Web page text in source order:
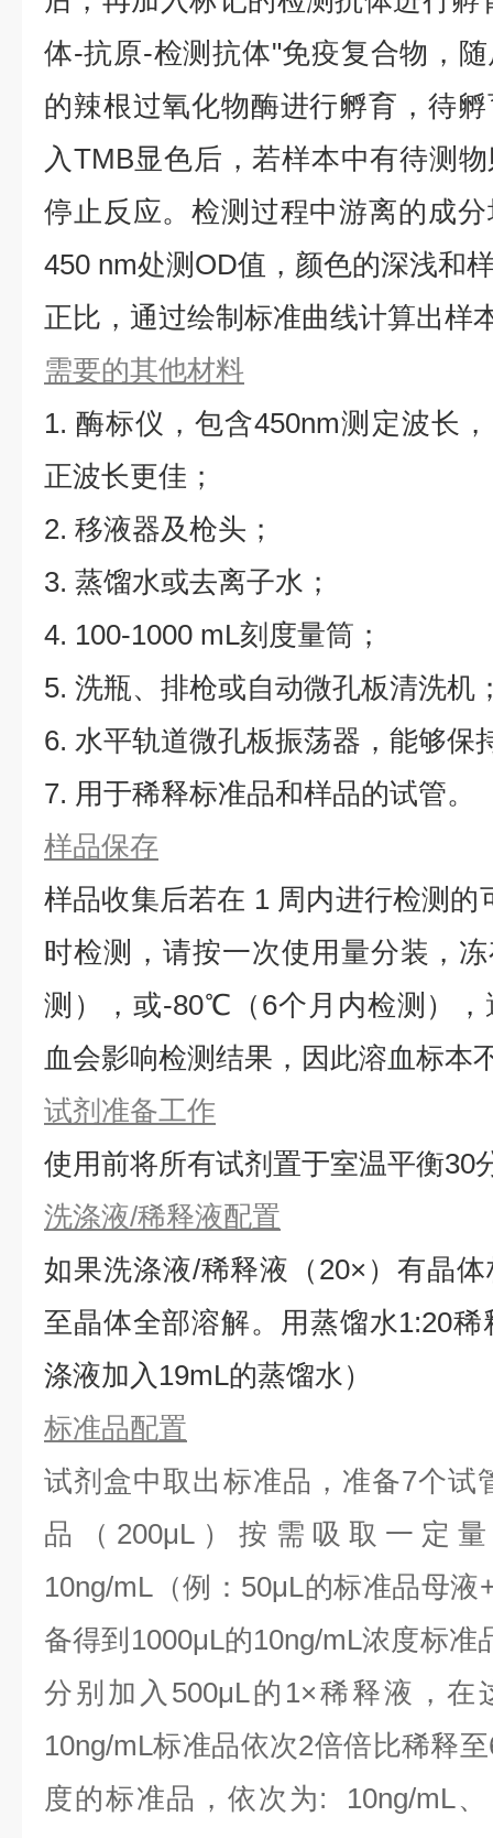
体-抗原-检测抗体"免疫复合物，
的辣根过氧化物酶进行孵育，待
入TMB显色后，若样本中有待测
停止反应。检测过程中游离的成
450 nm处测OD值，颜色的深浅和
正比，通过绘制标准曲线计算出样
需要的其他材料
1. 酶标仪，包含450nm测定波长
正波长更佳；
2. 移液器及枪头；
3. 蒸馏水或去离子水；
4. 100-1000 mL刻度量筒；
5. 洗瓶、排枪或自动微孔板清洗机
6. 水平轨道微孔板振荡器，能够保
7. 用于稀释标准品和样品的试管。
样品保存
样品收集后若在 1 周内进行检测
时检测，请按一次使用量分装，
测），或-80℃（6个月内检测）
血会影响检测结果，因此溶血标本
试剂准备工作
使用前将所有试剂置于室温平衡30
洗涤液/稀释液配置
如果洗涤液/稀释液（20×）有晶
⾄晶体全部溶解。用蒸馏水1:20
涤液加入19mL的蒸馏水）
标准品配置
试剂盒中取出标准品，准备7个试
品（200μL）按需吸取一定
10ng/mL（例：50μL的标准品母
备得到1000μL的10ng/mL浓度标准
分别加入500μL的1×稀释液，
10ng/mL标准品依次2倍倍比稀释
度的标准品，依次为: 10ng/mL